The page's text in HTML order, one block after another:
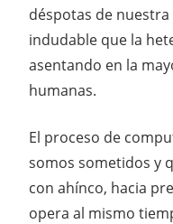
déspotas de
indudable que la
asentando en la
humanas.
El proceso de
somos sometidos y
con ahínco, hacia
opera al mismo